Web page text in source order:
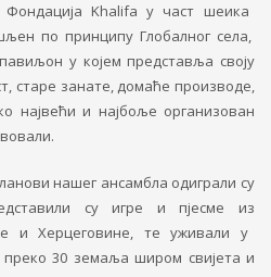
Фондација Khalifaу част шеика
по принципу Глобалног села,
у којем представља своју
старе занате, домаће производе,
највећи и најбоље организован
нашег ансамбла одиграли су
су игре и пјесме из
и Херцеговине, те уживали у
30 земаља широм свијета и